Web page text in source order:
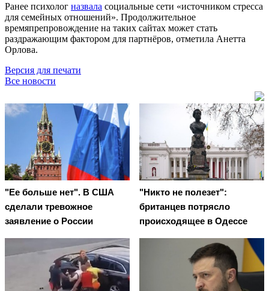
Ранее психолог назвала социальные сети «источником стресса
для семейных отношений». Продолжительное
времяпрепровождение на таких сайтах может стать
раздражающим фактором для партнёров, отметила Анетта
Орлова.
Версия для печати
Все новости
"Ее больше нет". В США
сделали тревожное
заявление о России
"Никто не полезет":
британцев потрясло
происходящее в Одессе